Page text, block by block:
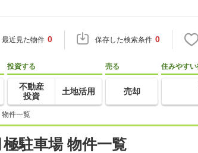
最近見た物件 0 保存した検索条件 0
投資する
不動産
投資
土地活用
売る
売却
住みやす
物件一覧
駐車場 物件一覧